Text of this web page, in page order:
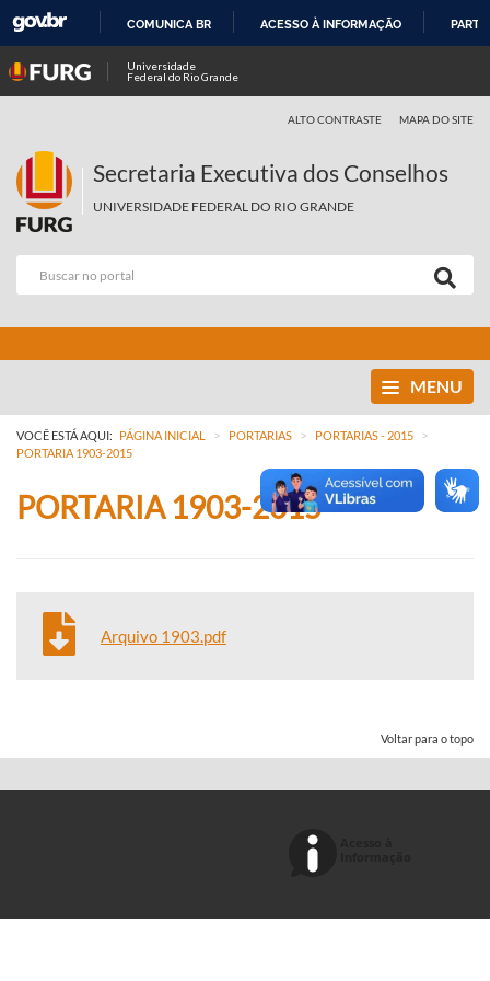
COMUNICA BR ACESSO À INFORMAÇÃO
Universidade
Federal do Rio Grande
ALTO CONTRASTE MAPA DO SITE
Secretaria Executiva dos Conselhos
UNIVERSIDADE FEDERAL DO RIO GRANDE
MENU
VOCÊ ESTÁ AQUI: PÁGINA INICIAL > PORTARIAS > PORTARIAS - 2015 >
PORTARIA 1903-2015
PORTARIA 1903-2015
Arquivo 1903.pdf
Voltar para o topo